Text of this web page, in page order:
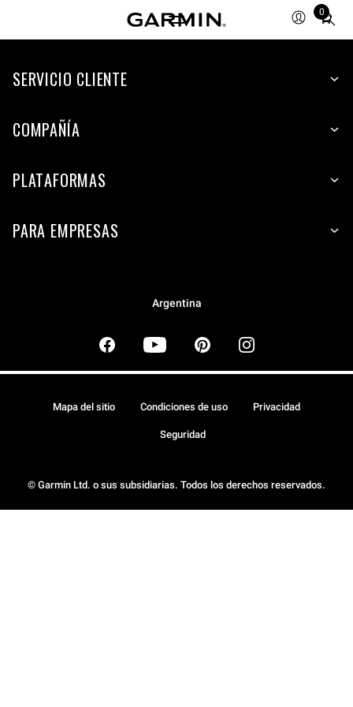
0
Total
items
cart:
SERVICIO CLIENTE
COMPAÑÍA
PLATAFORMAS
PARA EMPRESAS
Argentina
© Garmin Ltd. o sus subsidiarias. Todos los derechos reservados.
Mapa del sitio Condiciones de uso Privacidad
Seguridad